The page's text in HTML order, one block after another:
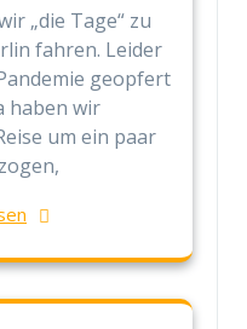
„die Tage“ zu
fahren. Leider
geopfert
haben wir
um ein paar